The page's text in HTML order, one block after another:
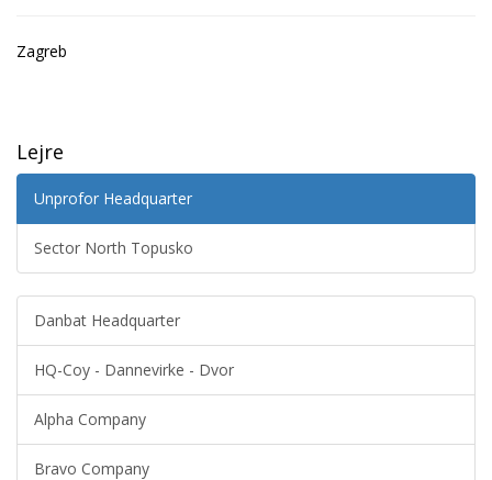
Zagreb
Lejre
Unprofor Headquarter
Sector North Topusko
Danbat Headquarter
HQ-Coy - Dannevirke - Dvor
Alpha Company
Bravo Company